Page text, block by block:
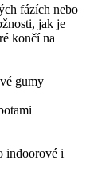
fázích nebo
jak je
končí na
gumy
indoorové i